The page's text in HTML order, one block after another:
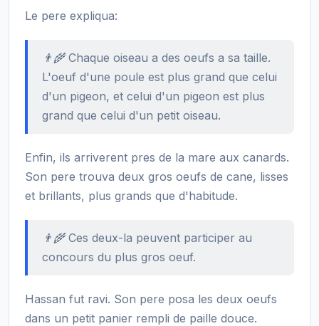
Le pere expliqua:
👨‍🌾 Chaque oiseau a des oeufs a sa taille.
L'oeuf d'une poule est plus grand que celui
d'un pigeon, et celui d'un pigeon est plus
grand que celui d'un petit oiseau.
Enfin, ils arriverent pres de la mare aux canards.
Son pere trouva deux gros oeufs de cane, lisses
et brillants, plus grands que d'habitude.
👨‍🌾 Ces deux-la peuvent participer au
concours du plus gros oeuf.
Hassan fut ravi. Son pere posa les deux oeufs
dans un petit panier rempli de paille douce.